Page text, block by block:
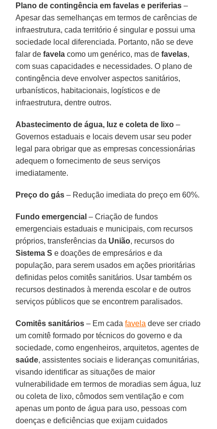
Plano de contingência em favelas e periferias –
Apesar das semelhanças em termos de carências de
infraestrutura, cada território é singular e possui uma
sociedade local diferenciada. Portanto, não se deve
falar defavela como um genérico, mas defavelas,
com suas capacidades e necessidades. O plano de
contingência deve envolver aspectos sanitários,
urbanísticos, habitacionais, logísticos e de
infraestrutura, dentre outros.
Abastecimento de água, luz e coleta de lixo –
Governos estaduais e locais devem usar seu poder
legal para obrigar que as empresas concessionárias
adequem o fornecimento de seus serviços
imediatamente.
Preço do gás – Redução imediata do preço em 60%.
Fundo emergencial– Criação de fundos
emergenciais estaduais e municipais, com recursos
próprios, transferências da União, recursos do
Sistema S e doações de empresários e da
população, para serem usados em ações prioritárias
definidas pelos comitês sanitários. Usar também os
recursos destinados à merenda escolar e de outros
serviços públicos que se encontrem paralisados.
Comitês sanitários – Em cadafavela deve ser criado
um comitê formado por técnicos do governo e da
sociedade, como engenheiros, arquitetos, agentes de
saúde, assistentes sociais e lideranças comunitárias,
visando identificar as situações de maior
vulnerabilidade em termos de moradias sem água, luz
ou coleta de lixo, cômodos sem ventilação e com
apenas um ponto de água para uso, pessoas com
doenças e deficiências que exijam cuidados